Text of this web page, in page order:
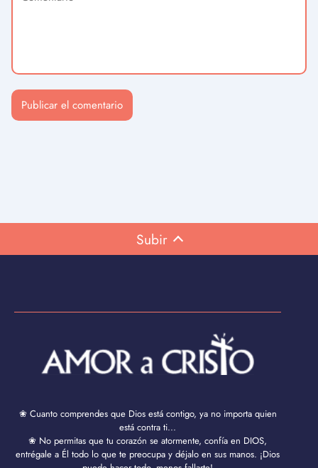
Subir
❀ Cuanto comprendes que Dios está contigo, ya no importa quien
está contra ti...
❀ No permitas que tu corazón se atormente, confía en DIOS,
entrégale a Él todo lo que te preocupa y déjalo en sus manos. ¡Dios